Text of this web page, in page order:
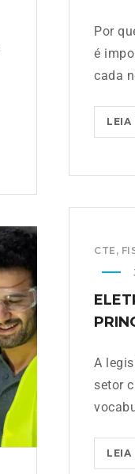
Por
é
cada
LEIA
CTE ,
A
setor
LEIA